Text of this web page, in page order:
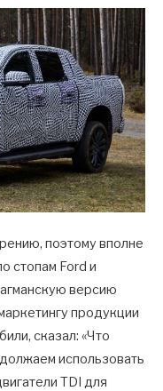
поэтому вполне
стопам Ford и
версию
продукции
сказал: «Что
использовать
TDI для